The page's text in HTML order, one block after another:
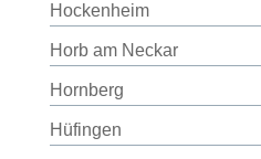
Hockenheim
Horb am Neckar
Hornberg
Hüfingen